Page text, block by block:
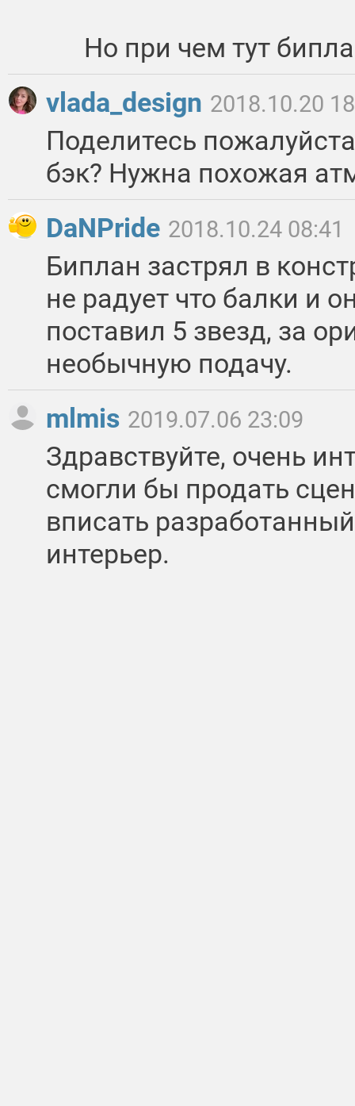
Но при чем тут
vlada_design 2018.10.20
Поделитесь
бэк? Нужна похожая
DaNPride 2018.10.24 08:41
Биплан застрял в
не радует что балки и
поставил 5 звезд, за
необычную подачу.
mlmis 2019.07.06 23:09
Здравствуйте, очень
смогли бы продать
вписать
интерьер.